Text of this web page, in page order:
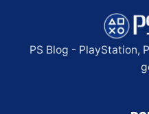
PS Blog - PlayStation,